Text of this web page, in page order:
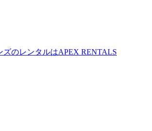
ズのレンタルはAPEX RENTALS